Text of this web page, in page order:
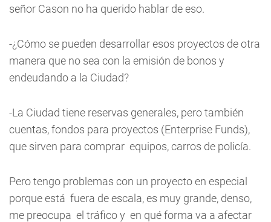
señor Cason no ha querido hablar de eso.
-¿Cómo se pueden desarrollar esos proyectos de otra
manera que no sea con la emisión de bonos y
endeudando a la Ciudad?
-La Ciudad tiene reservas generales, pero también
cuentas, fondos para proyectos (Enterprise Funds),
que sirven para comprar equipos, carros de policía.
Pero tengo problemas con un proyecto en especial
porque está fuera de escala, es muy grande, denso,
me preocupa el tráfico y en qué forma va a afectar